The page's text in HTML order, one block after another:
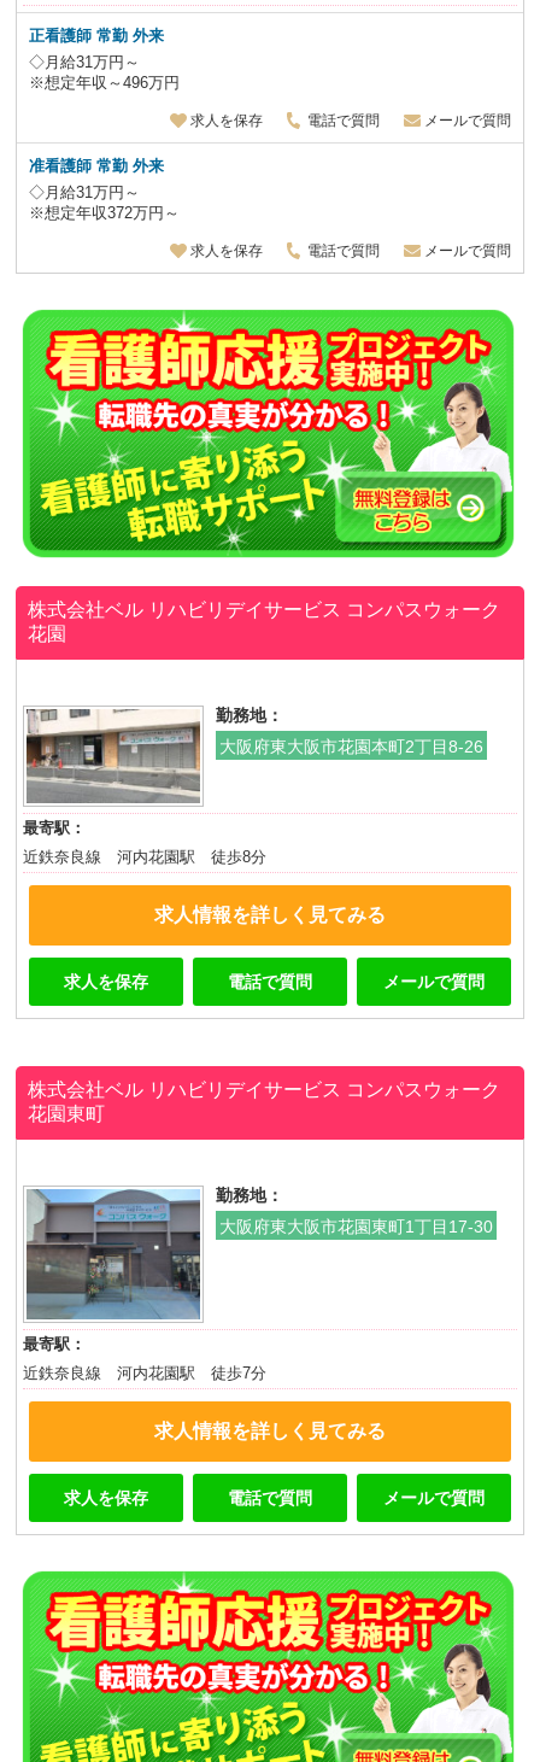
正看護師 常勤 外来
◇月給31万円～
※想定年収～496万円
求人を保存 電話で質問 メールで質問
准看護師 常勤 外来
◇月給31万円～
※想定年収372万円～
求人を保存 電話で質問 メールで質問
株式会社ベル リハビリデイサービス コンパスウォーク
花園
勤務地：
大阪府東大阪市花園本町2丁目8-26
最寄駅：
近鉄奈良線 河内花園駅 徒歩8分
求人情報を詳しく見てみる
求人を保存 電話で質問 メールで質問
株式会社ベル リハビリデイサービス コンパスウォーク
花園東町
勤務地：
大阪府東大阪市花園東町1丁目17-30
最寄駅：
近鉄奈良線 河内花園駅 徒歩7分
求人情報を詳しく見てみる
求人を保存 電話で質問 メールで質問